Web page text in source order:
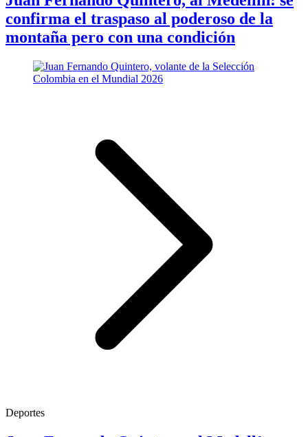
confirma el traspaso al poderoso de la
montaña pero con una condición
Deportes